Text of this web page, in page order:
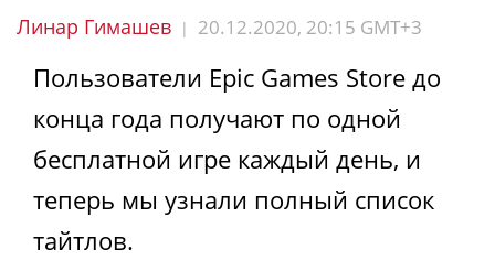
Линар Гимашев | 20.12.2020, 20:15 GMT+3
Пользователи Epic Games Store до
конца года получают по одной
бесплатной игре каждый день, и
теперь мы узнали полный список
тайтлов.